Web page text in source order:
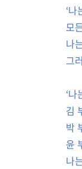
‘
모
나
그
‘
김
박
윤
나